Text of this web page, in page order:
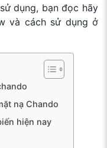
dụng, bạn đọc hãy
và cách sử dụng ở
nạ Chando
hiện nay